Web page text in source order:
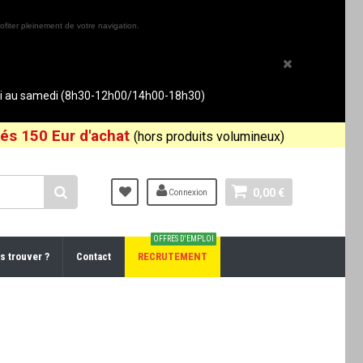
pleinement de votre navigation.
au samedi (8h30-12h00/14h00-18h30)
150 Eur d'achat (hors produits volumineux)
0,00 €
Connexion
trouver ? Contact RECRUTEMENT
OFFRES D'EMPLOI